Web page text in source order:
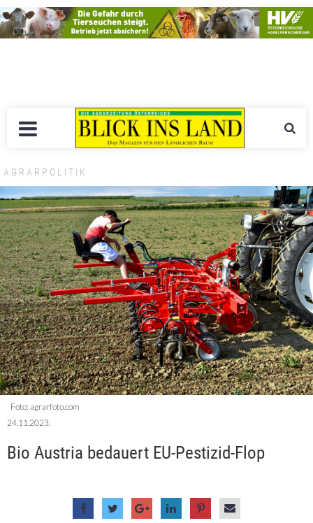
AGRARPOLITIK
Foto: agrarfoto.com
24.11.2023.
Bio Austria bedauert EU-Pestizid-Flop